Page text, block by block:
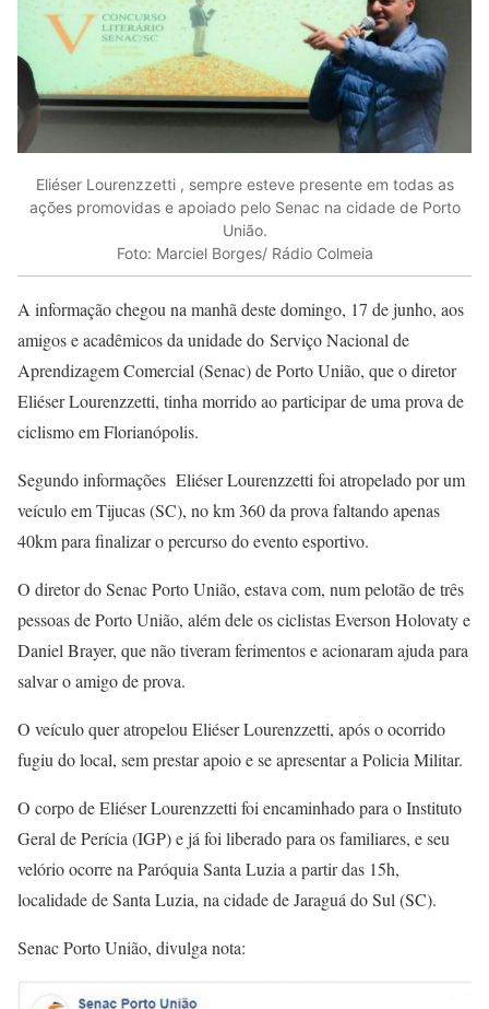
Eliéser Lourenzzetti , sempre esteve presente em todas as
ações promovidas e apoiado pelo Senac na cidade de Porto
União.
Foto: Marciel Borges/ Rádio Colmeia
A informação chegou na manhã deste domingo, 17 de junho, aos
amigos e acadêmicos da unidade do Serviço Nacional de
Aprendizagem Comercial (Senac) de Porto União, que o diretor
Eliéser Lourenzzetti, tinha morrido ao participar de uma prova de
ciclismo em Florianópolis.
Segundo informações Eliéser Lourenzzetti foi atropelado por um
veículo em Tijucas (SC), no km 360 da prova faltando apenas
40km para finalizar o percurso do evento esportivo.
O diretor do Senac Porto União, estava com, num pelotão de três
pessoas de Porto União, além dele os ciclistas Everson Holovaty e
Daniel Brayer, que não tiveram ferimentos e acionaram ajuda para
salvar o amigo de prova.
O veículo quer atropelou Eliéser Lourenzzetti, após o ocorrido
fugiu do local, sem prestar apoio e se apresentar a Policia Militar.
O corpo de Eliéser Lourenzzetti foi encaminhado para o Instituto
Geral de Perícia (IGP) e já foi liberado para os familiares, e seu
velório ocorre na Paróquia Santa Luzia a partir das 15h,
localidade de Santa Luzia, na cidade de Jaraguá do Sul (SC).
Senac Porto União, divulga nota: